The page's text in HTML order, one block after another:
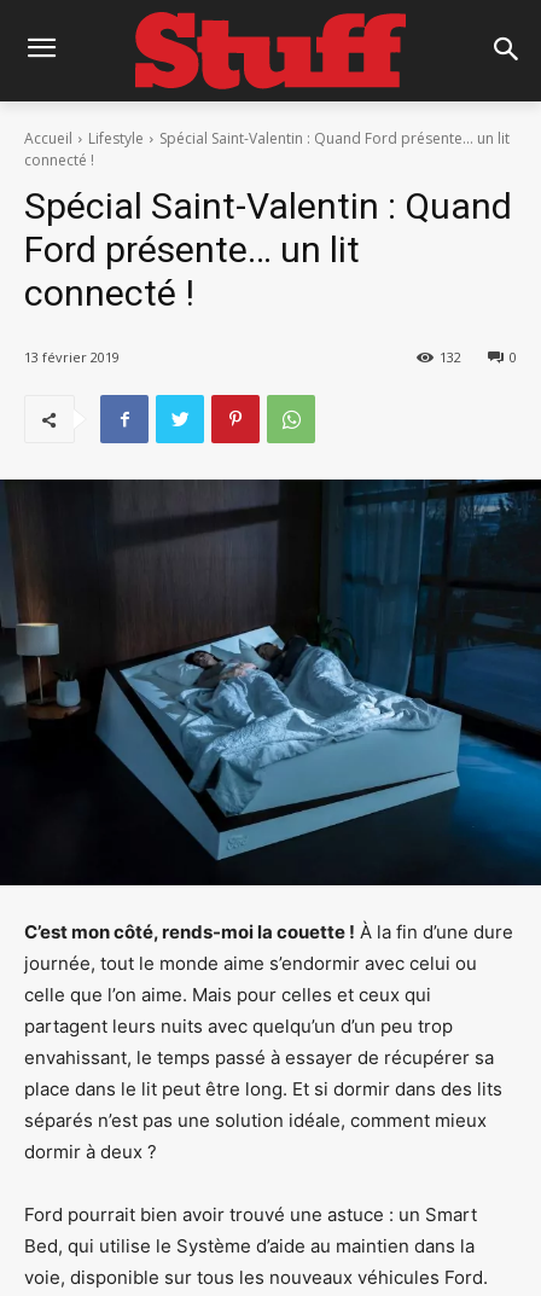
Accueil Lifestyle
Spécial Saint-Valentin : Quand Ford présente… un lit
connecté !
Spécial Saint-Valentin : Quand
Ford présente… un lit
connecté !
13 février 2019 0
132
C’est mon côté, rends-moi la couette ! À la fin d’une dure
journée, tout le monde aime s’endormir avec celui ou
celle que l’on aime. Mais pour celles et ceux qui
partagent leurs nuits avec quelqu’un d’un peu trop
envahissant, le temps passé à essayer de récupérer sa
place dans le lit peut être long. Et si dormir dans des lits
séparés n’est pas une solution idéale, comment mieux
dormir à deux ?
Ford pourrait bien avoir trouvé une astuce : un Smart
Bed, qui utilise le Système d’aide au maintien dans la
voie, disponible sur tous les nouveaux véhicules Ford.